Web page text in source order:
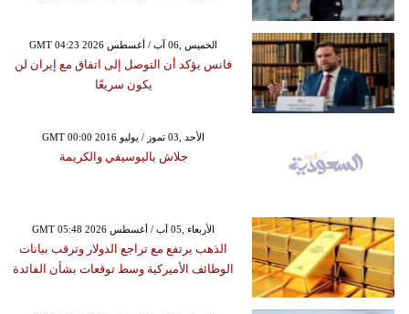
GMT 04:23 2026 الخميس ,06 آب / أغسطس
فانس يؤكد أن التوصل إلى اتفاق مع إيران لن
يكون سريعًا
GMT 00:00 2016 الأحد ,03 تموز / يوليو
جلاش باليوسيفي والكريمة
GMT 05:48 2026 الأربعاء ,05 آب / أغسطس
الذهب يرتفع مع تراجع الدولار وترقب بيانات
الوظائف الأميركية وسط توقعات بشأن الفائدة